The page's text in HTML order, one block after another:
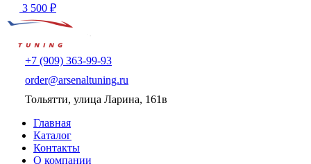
3 500 ₽
+7 (909) 363-99-93
order@arsenaltuning.ru
Тольятти, улица Ларина, 161в
Главная
Каталог
Контакты
О компании